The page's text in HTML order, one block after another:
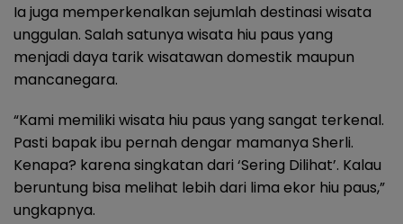
Ia juga memperkenalkan sejumlah destinasi wisata
unggulan. Salah satunya wisata hiu paus yang
menjadi daya tarik wisatawan domestik maupun
mancanegara.
“Kami memiliki wisata hiu paus yang sangat terkenal.
Pasti bapak ibu pernah dengar mamanya Sherli.
Kenapa? karena singkatan dari ‘Sering Dilihat’. Kalau
beruntung bisa melihat lebih dari lima ekor hiu paus,”
ungkapnya.